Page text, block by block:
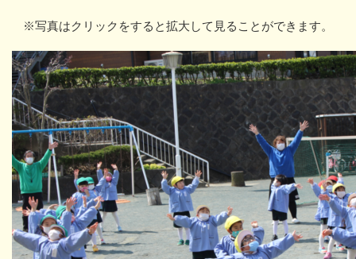
※写真はクリックをすると拡大して見ることができます。